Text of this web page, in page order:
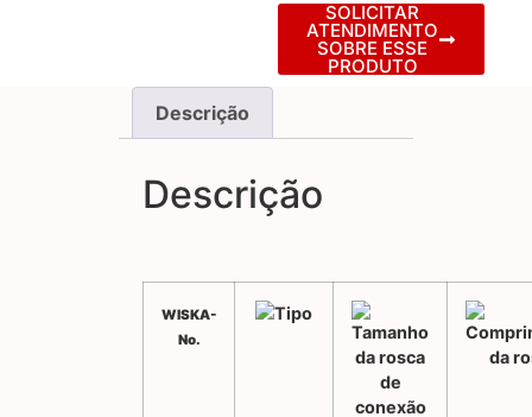
SOLICITAR
ATENDIMENTO
SOBRE ESSE
PRODUTO
Descrição
Descrição
WISKA-
No.